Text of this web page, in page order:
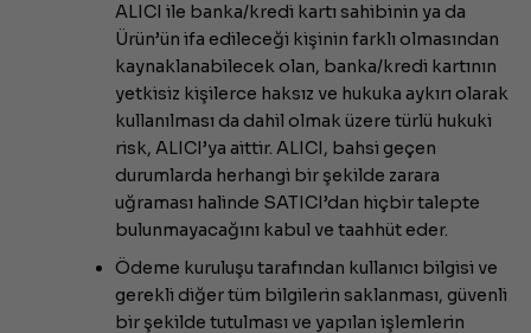
ALICI ile banka/kredi kartı sahibinin ya da
Ürün’ün ifa edileceği kişinin farklı olmasından
kaynaklanabilecek olan, banka/kredi kartının
yetkisiz kişilerce haksız ve hukuka aykırı olarak
kullanılması da dahil olmak üzere türlü hukuki
risk, ALICI’ya aittir. ALICI, bahsi geçen
durumlarda herhangi bir şekilde zarara
uğraması halinde SATICI’dan hiçbir talepte
bulunmayacağını kabul ve taahhüt eder.
Ödeme kuruluşu tarafından kullanıcı bilgisi ve
gerekli diğer tüm bilgilerin saklanması, güvenli
bir şekilde tutulması ve yapılan işlemlerin